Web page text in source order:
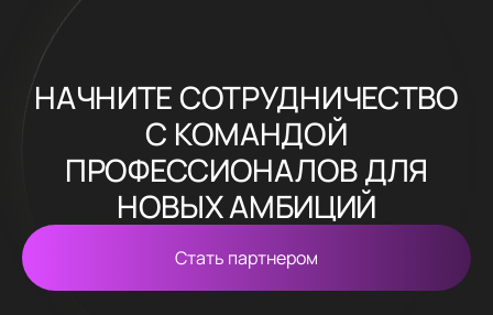
НАЧНИТЕ СОТРУДНИЧЕСТВО
С КОМАНДОЙ
ПРОФЕССИОНАЛОВ ДЛЯ
НОВЫХ АМБИЦИЙ
Стать партнером